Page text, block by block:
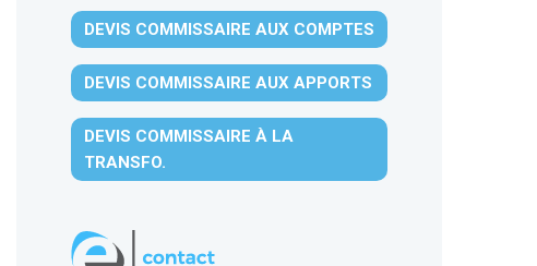
DEVIS COMMISSAIRE AUX COMPTES
DEVIS COMMISSAIRE AUX APPORTS
DEVIS COMMISSAIRE À LA
TRANSFO.